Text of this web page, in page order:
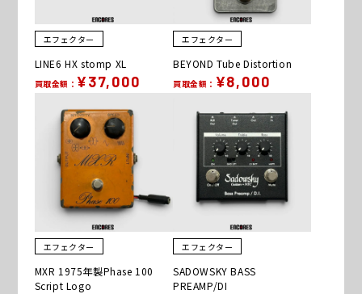
エフェクター
LINE6 HX stomp XL
買取金額： ¥37,000
エフェクター
BEYOND Tube Distortion
買取金額： ¥8,000
エフェクター
MXR 1975年製Phase 100
Script Logo
エフェクター
SADOWSKY BASS
PREAMP/DI